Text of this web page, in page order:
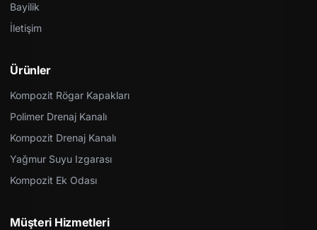
Bayilik
İletişim
Ürünler
Kompozit Rögar Kapakları
Polimer Drenaj Kanalı
Kompozit Drenaj Kanalı
Yağmur Suyu Izgarası
Kompozit Ek Odası
Müşteri Hizmetleri